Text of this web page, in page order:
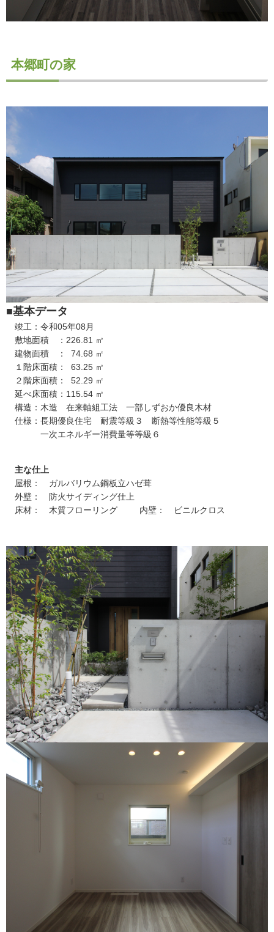
本郷町の家
■基本データ
竣工：令和05年08月
敷地面積 ：226.81 ㎡
建物面積 ： 74.68 ㎡
１階床面積： 63.25 ㎡
２階床面積： 52.29 ㎡
延べ床面積：115.54 ㎡
構造：木造 在来軸組工法 一部しずおか優良木材
仕様：長期優良住宅 耐震等級３ 断熱等性能等級５
一次エネルギー消費量等等級６
主な仕上
屋根： ガルバリウム鋼板立ハゼ葺
外壁： 防火サイディング仕上
床材： 木質フローリング 内壁： ビニルクロス